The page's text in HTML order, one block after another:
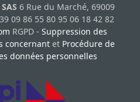
6 Rue du Marché, 69009
09 86 55 80 95 06 18 42 82
RGPD - Suppression des
concernant et Procédure de
données personnelles